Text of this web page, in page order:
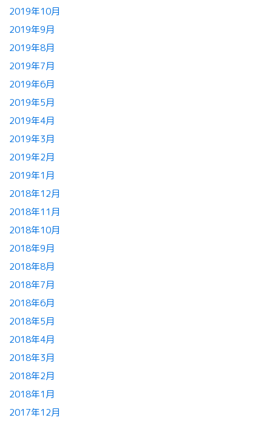
2019年10月
2019年9月
2019年8月
2019年7月
2019年6月
2019年5月
2019年4月
2019年3月
2019年2月
2019年1月
2018年12月
2018年11月
2018年10月
2018年9月
2018年8月
2018年7月
2018年6月
2018年5月
2018年4月
2018年3月
2018年2月
2018年1月
2017年12月